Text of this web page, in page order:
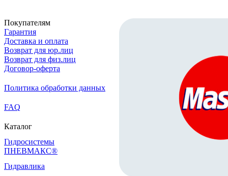
Покупателям
Гарантия
Доставка и оплата
Возврат для юр.лиц
Возврат для физ.лиц
Договор-оферта
Политика обработки данных
FAQ
Каталог
Гидросистемы
ПНЕВМАКС®
Гидравлика